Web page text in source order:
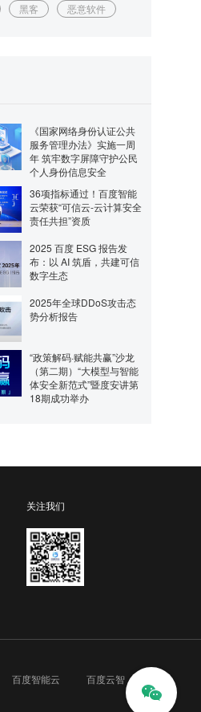
黑客 恶意软件
《国家网络身份认证公共
服务管理办法》实施一周
年 筑牢数字屏障守护公民
个人身份信息安全
36项指标通过！百度智能
云荣获“可信云-云计算安全
责任共担”资质
2025 百度 ESG 报告发
布：以 AI 筑盾，共建可信
数字生态
2025年全球DDoS攻击态
势分析报告
“政策解码·赋能共赢”沙龙
（第二期）“大模型与智能
体安全新范式”暨度安讲第
18期成功举办
关注我们
百度智能云
百度云智